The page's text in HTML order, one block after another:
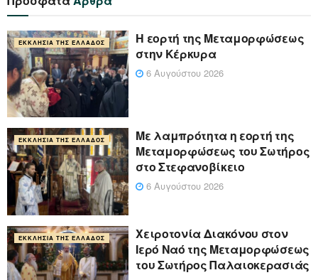
ΕΚΚΛΗΣΊΑ ΤΗΣ ΕΛΛΆΔΟΣ
Η εορτή της Μεταμορφώσεως
στην Κέρκυρα
6 Αυγούστου 2026
ΕΚΚΛΗΣΊΑ ΤΗΣ ΕΛΛΆΔΟΣ
Με λαμπρότητα η εορτή της
Μεταμορφώσεως του Σωτήρος
στο Στεφανοβίκειο
6 Αυγούστου 2026
ΕΚΚΛΗΣΊΑ ΤΗΣ ΕΛΛΆΔΟΣ
Χειροτονία Διακόνου στον
Ιερό Ναό της Μεταμορφώσεως
του Σωτήρος Παλαιοκερασιάς